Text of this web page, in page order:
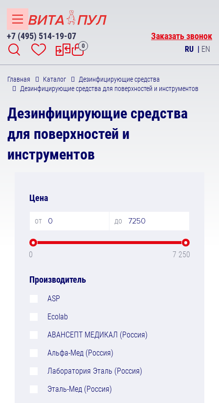
+7 (495) 514-19-07 Заказать звонок
0 RU | EN
Главная Каталог
Дезинфицирующие средства
Дезинфицирующие средства для поверхностей и инструментов
Дезинфицирующие средства
для поверхностей и
инструментов
Цена
от до
0 7 250
Производитель
ASP
Ecolab
АВАНСЕПТ МЕДИКАЛ (Россия)
Альфа-Мед (Россия)
Лаборатория Эталь (Россия)
Эталь-Мед (Россия)